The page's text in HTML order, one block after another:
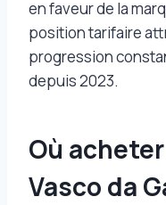
en faveur de la
position tarifaire
progression
depuis 2023.
Où
Vasco da